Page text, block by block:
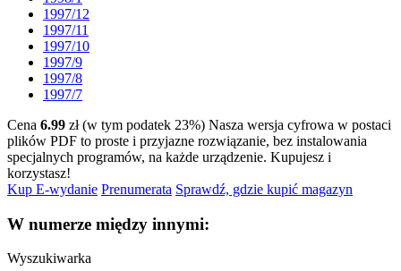
1997/12
1997/11
1997/10
1997/9
1997/8
1997/7
Cena 6.99 zł (w tym podatek 23%) Nasza wersja cyfrowa w postaci
plików PDF to proste i przyjazne rozwiązanie, bez instalowania
specjalnych programów, na każde urządzenie. Kupujesz i
korzystasz!
Kup E-wydanie Prenumerata Sprawdź, gdzie kupić magazyn
W numerze między innymi:
Wyszukiwarka